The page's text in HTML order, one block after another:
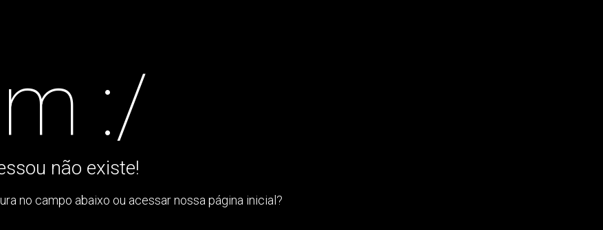
:/
não existe!
no campo abaixo ou acessar nossa página inicial?